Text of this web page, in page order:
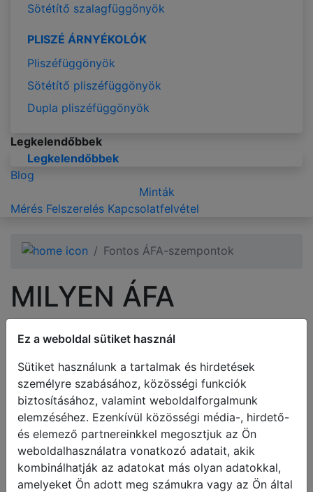
Ez a weboldal sütiket használ
Sütiket használunk a tartalmak és hirdetések
személyre szabásához, közösségi funkciók
biztosításához, valamint weboldalforgalmunk
elemzéséhez. Ezenkívül közösségi média-, hirdető-
és elemező partnereinkkel megosztjuk az Ön
weboldalhasználatra vonatkozó adatait, akik
kombinálhatják az adatokat más olyan adatokkal,
amelyeket Ön adott meg számukra vagy az Ön által
Sötétítő szalagfüggönyök
PLISZÉ ÁRNYÉKOLÓK
Pliszéfüggönyök
Sötétítő pliszéfüggönyök
Dupla pliszéfüggönyök
Legkelendőbbek
Legkelendőbbek
Blog
Minták
Mérés Felszerelés Kapcsolatfelvétel
Fontos ÁFA-szempontok
MILYEN ÁFA
VONATKOZIK A
Fareluxaonline.hu
ÁLTAL
FORGALMAZOTT
TERMÉKEKRE?